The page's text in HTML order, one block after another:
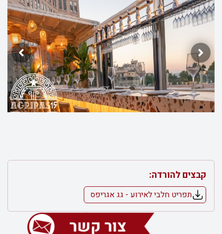
קבצים להורדה:
תפריט חלבי לאירוע - גג אגריפס